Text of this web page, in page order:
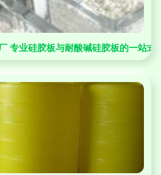
专业硅胶板与耐酸碱硅胶板的一站式